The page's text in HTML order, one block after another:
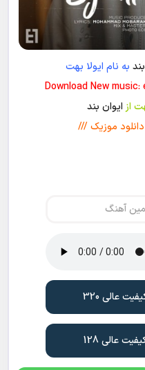
به نام ایولا بهت
Download New
از ایوان بند
دانلود موزیک ///
آهنگ
عالی 320
عالی 128